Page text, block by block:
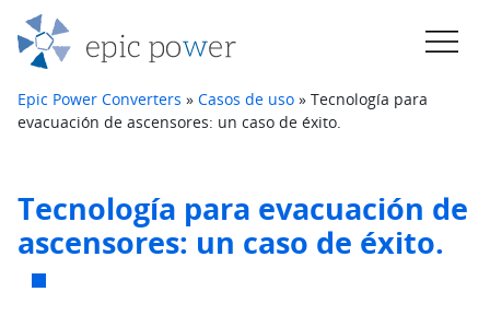
Saltar al contenido
Navegación principal
Epic Power Converters » Casos de uso » Tecnología para
evacuación de ascensores: un caso de éxito.
Tecnología para evacuación de
ascensores: un caso de éxito.